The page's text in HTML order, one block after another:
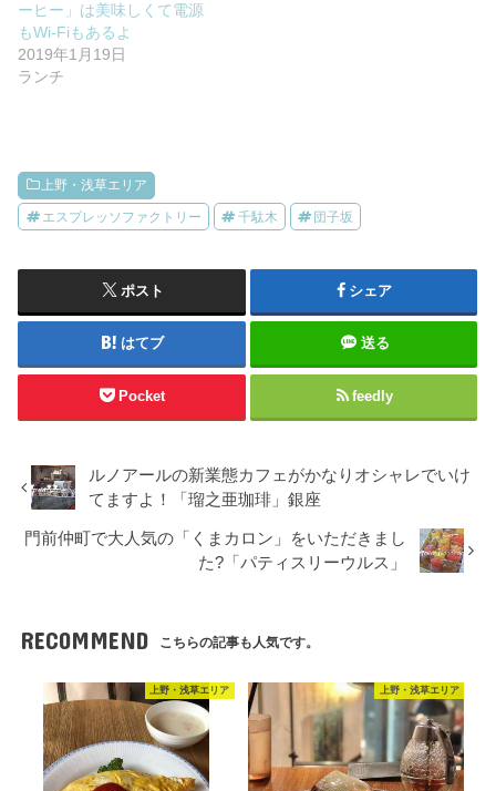
ーヒー」は美味しくて電源
もWi-Fiもあるよ
2019年1月19日
ランチ
上野・浅草エリア
エスプレッソファクトリー 千駄木 団子坂
ポスト シェア
はてブ 送る
Pocket feedly
ルノアールの新業態カフェがかなりオシャレでいけ
てますよ！「瑠之亜珈琲」銀座
門前仲町で大人気の「くまカロン」をいただきまし
た?「パティスリーウルス」
RECOMMEND こちらの記事も人気です。
上野・浅草エリア 上野・浅草エリア